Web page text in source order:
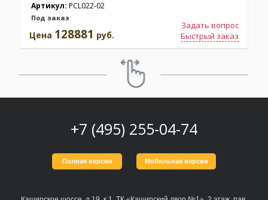
Артикул: PCL022-02
Под заказ
Задать вопрос
Быстрый заказ
Цена 128881 руб.
+7 (495) 255-04-74
Полная версия Мобильная версия